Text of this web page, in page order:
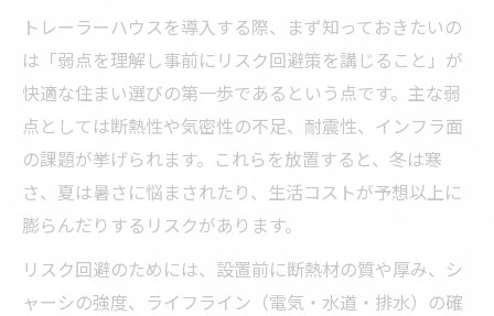
トレーラーハウスを導入する際、まず知っておきたいの
は「弱点を理解し事前にリスク回避策を講じること」が
快適な住まい選びの第一歩であるという点です。主な弱
点としては断熱性や気密性の不足、耐震性、インフラ面
の課題が挙げられます。これらを放置すると、冬は寒
さ、夏は暑さに悩まされたり、生活コストが予想以上に
膨らんだりするリスクがあります。
リスク回避のためには、設置前に断熱材の質や厚み、シ
ャーシの強度、ライフライン（電気・水道・排水）の確